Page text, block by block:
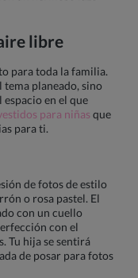
libre
para toda la familia.
tema planeado, sino
en el que
para niñas que
para ti.
de fotos de estilo
o rosa pastel. El
con un cuello
con el
Tu hija se sentirá
de posar para fotos